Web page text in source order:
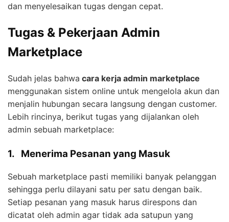
dan menyelesaikan tugas dengan cepat.
Tugas & Pekerjaan Admin
Marketplace
Sudah jelas bahwa cara kerja admin marketplace
menggunakan sistem online untuk mengelola akun dan
menjalin hubungan secara langsung dengan customer.
Lebih rincinya, berikut tugas yang dijalankan oleh
admin sebuah marketplace:
1. Menerima Pesanan yang Masuk
Sebuah marketplace pasti memiliki banyak pelanggan
sehingga perlu dilayani satu per satu dengan baik.
Setiap pesanan yang masuk harus direspons dan
dicatat oleh admin agar tidak ada satupun yang